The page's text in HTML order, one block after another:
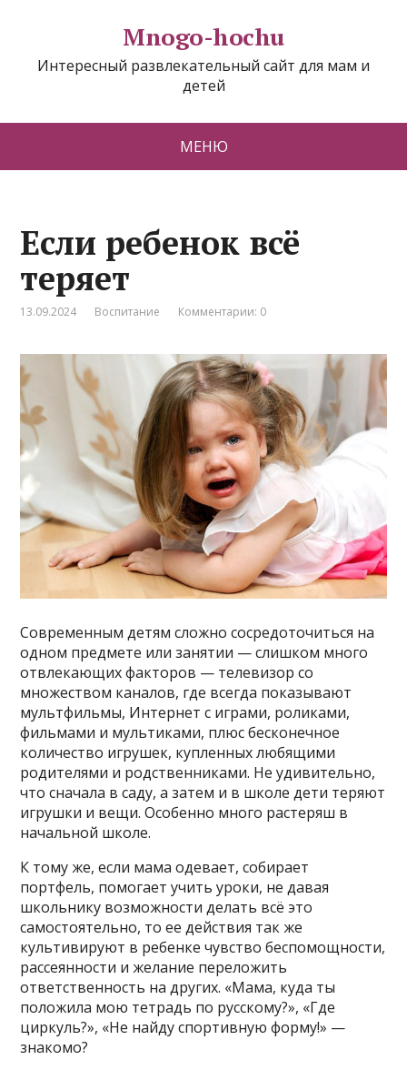
Mnogo-hochu
Интересный развлекательный сайт для мам и
детей
МЕНЮ
Если ребенок всё
теряет
13.09.2024 Воспитание Комментарии: 0
Современным детям сложно сосредоточиться на
одном предмете или занятии — слишком много
отвлекающих факторов — телевизор со
множеством каналов, где всегда показывают
мультфильмы, Интернет с играми, роликами,
фильмами и мультиками, плюс бесконечное
количество игрушек, купленных любящими
родителями и родственниками. Не удивительно,
что сначала в саду, а затем и в школе дети теряют
игрушки и вещи. Особенно много растеряш в
начальной школе.
К тому же, если мама одевает, собирает
портфель, помогает учить уроки, не давая
школьнику возможности делать всё это
самостоятельно, то ее действия так же
культивируют в ребенке чувство беспомощности,
рассеянности и желание переложить
ответственность на других. «Мама, куда ты
положила мою тетрадь по русскому?», «Где
циркуль?», «Не найду спортивную форму!» —
знакомо?